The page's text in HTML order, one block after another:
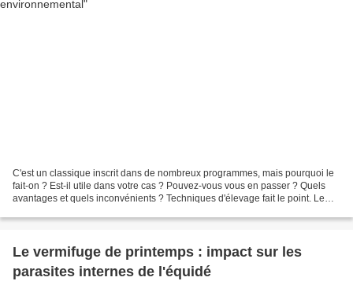
C'est un classique inscrit dans de nombreux programmes, mais pourquoi le
fait-on ? Est-il utile dans votre cas ? Pouvez-vous vous en passer ? Quels
avantages et quels inconvénients ? Techniques d'élevage fait le point. Le
Le vermifuge de printemps : impact sur les
parasites internes de l'équidé